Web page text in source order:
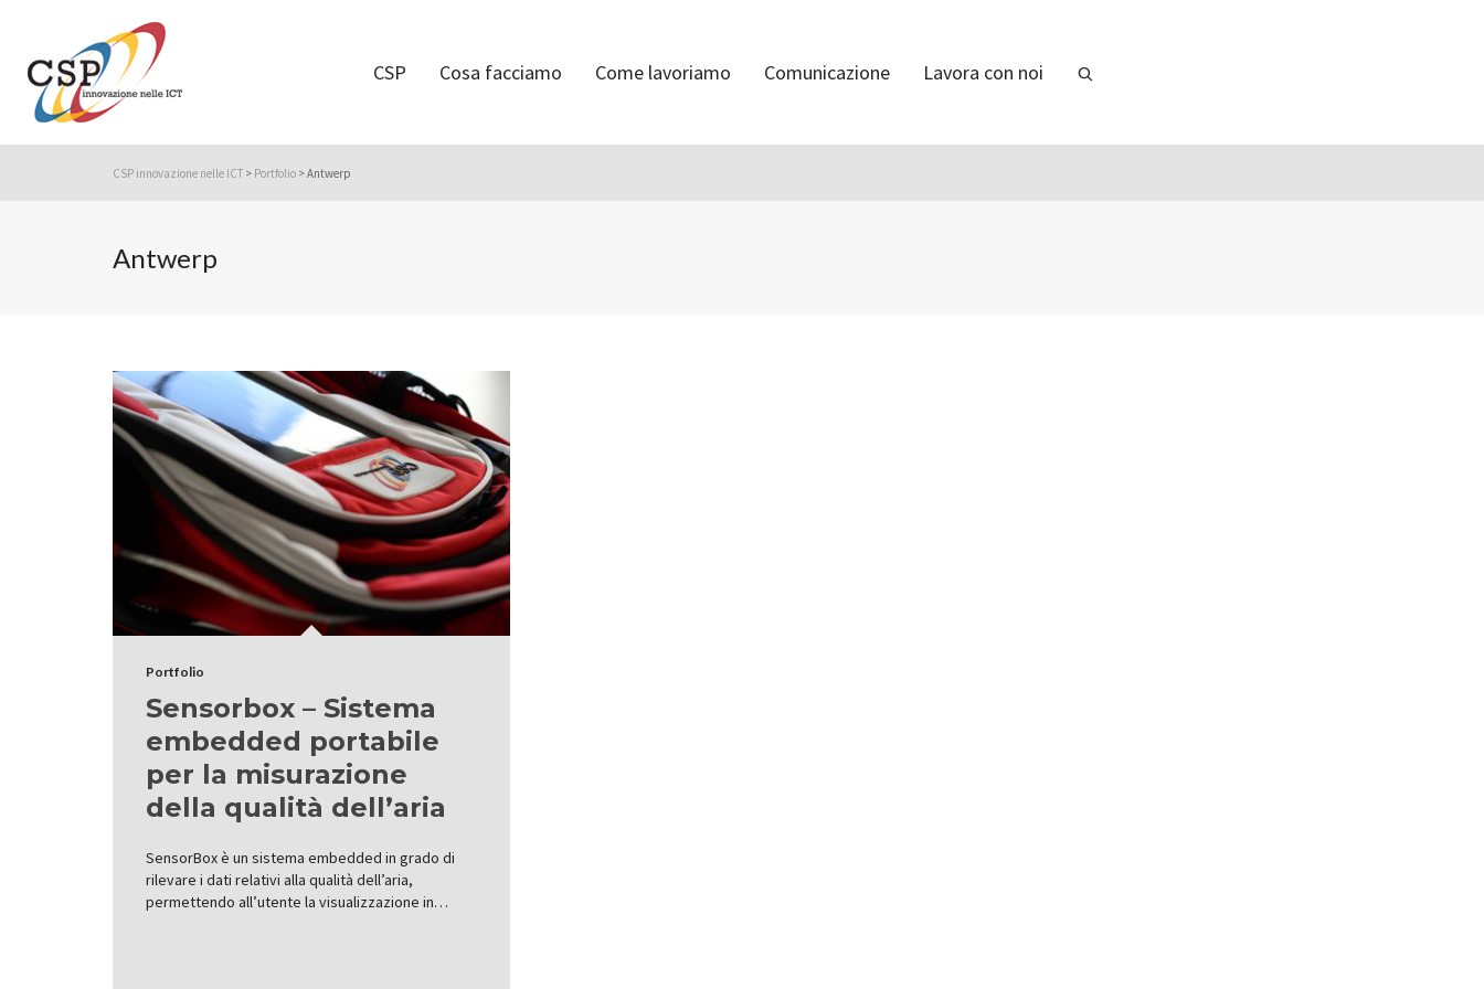
CSP Cosa facciamo Come lavoriamo Comunicazione Lavora con noi
CSP innovazione nelle ICT > Portfolio >Antwerp
Antwerp
Portfolio
Sensorbox – Sistema
embedded portabile
per la misurazione
della qualità dell’aria
SensorBox è un sistema embedded in grado di
rilevare i dati relativi alla qualità dell’aria,
permettendo all’utente la visualizzazione in…